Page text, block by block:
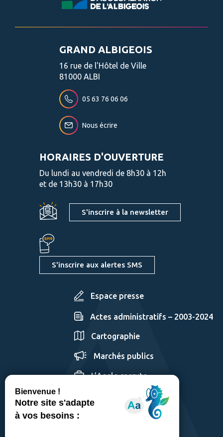
GRAND ALBIGEOIS
16 rue de l'Hôtel de Ville
81000 ALBI
05 63 76 06 06
Nous écrire
HORAIRES D'OUVERTURE
Du lundi au vendredi de 8h30 à 12h
et de 13h30 à 17h30
S'inscrire à la newsletter
S'inscrire aux alertes SMS
Espace presse
Actes administratifs – 2003-2024
Cartographie
Marchés publics
L’Agglo recrute